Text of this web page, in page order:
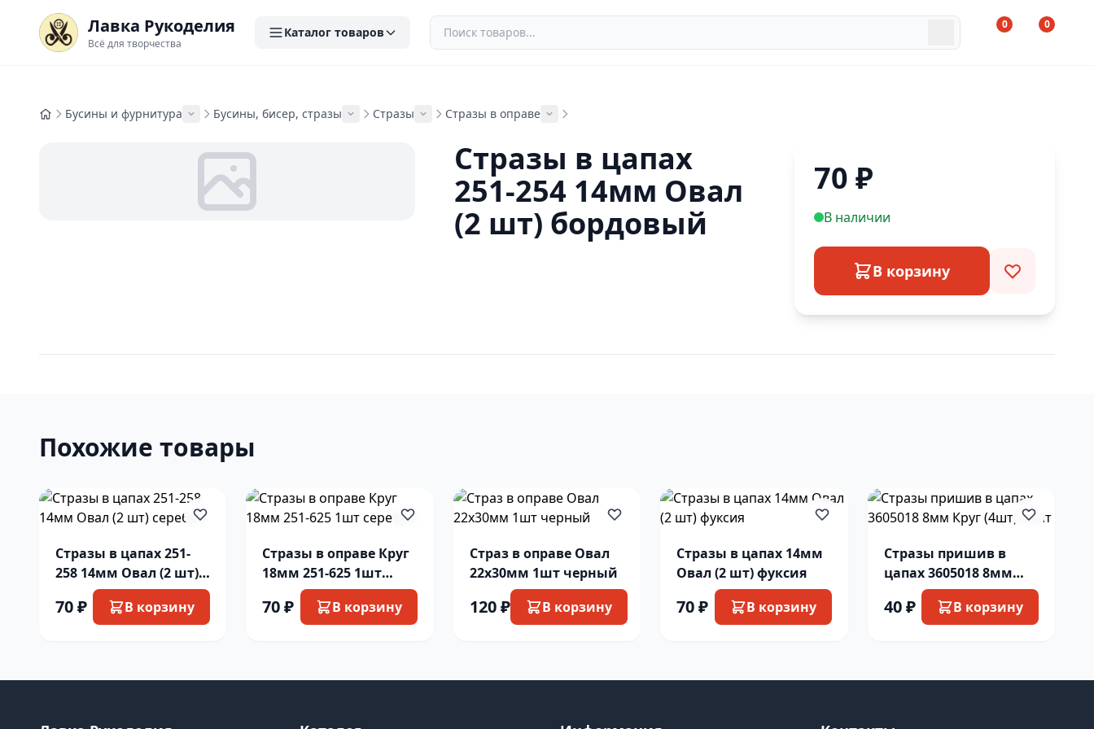
Лавка Рукоделия
Всё для творчества
Каталог товаров
0 0
Бусины и фурнитура Бусины, бисер, стразы Стразы Стразы в оправе
Стразы в цапах
251-254 14мм Овал
(2 шт) бордовый
70 ₽
В наличии
В корзину
Похожие товары
Стразы в цапах 251-
258 14мм Овал (2 шт)
серебро
70 ₽ В корзину
Стразы в оправе Круг
18мм 251-625 1шт
серебро
70 ₽ В корзину
Страз в оправе Овал
22х30мм 1шт черный
120 ₽ В корзину
Стразы в цапах 14мм
Овал (2 шт) фуксия
70 ₽ В корзину
Стразы пришив в
цапах 3605018 8мм
Круг (4шт) желт
40 ₽ В корзину